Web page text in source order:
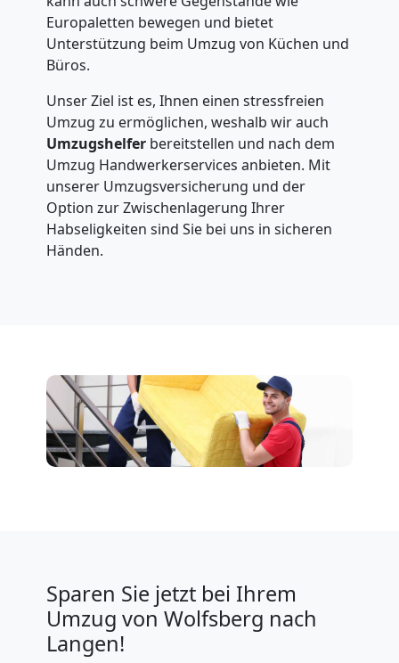
Europaletten bewegen und bietet
Unterstützung beim Umzug von Küchen und
Büros.
Unser Ziel ist es, Ihnen einen stressfreien
Umzug zu ermöglichen, weshalb wir auch
Umzugshelfer bereitstellen und nach dem
Umzug Handwerkerservices anbieten. Mit
unserer Umzugsversicherung und der
Option zur Zwischenlagerung Ihrer
Habseligkeiten sind Sie bei uns in sicheren
Händen.
Sparen Sie jetzt bei Ihrem
Umzug von Wolfsberg nach
Langen!